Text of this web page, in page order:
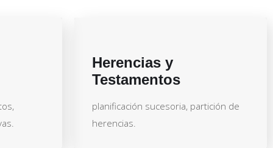
Herencias y
Testamentos
planificación sucesoria, partición de
herencias.